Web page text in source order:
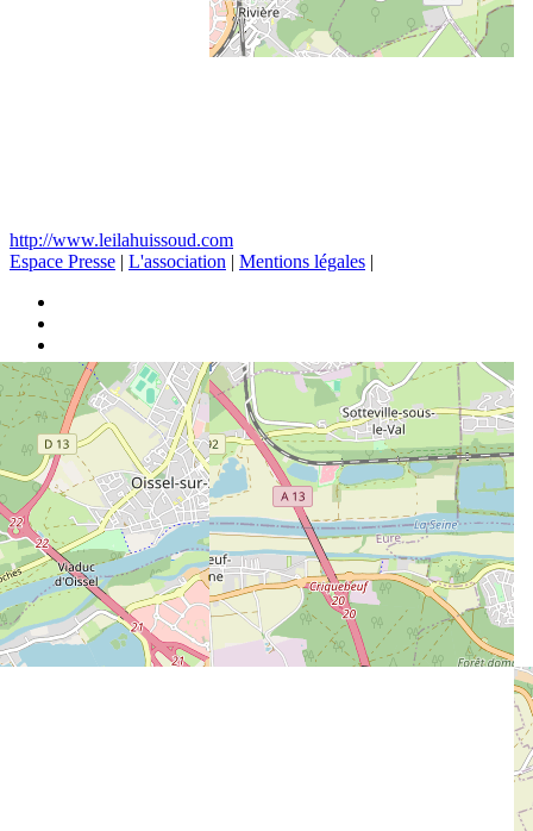
http://www.leilahuissoud.com
Espace Presse | L'association | Mentions légales |